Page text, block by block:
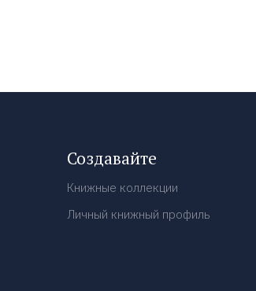
Создавайте
Книжные коллекции
Личный книжный профиль